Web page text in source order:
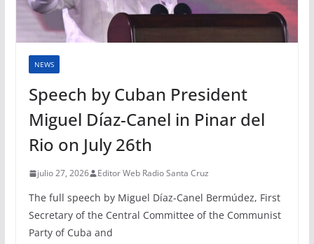
NEWS
Speech by Cuban President
Miguel Díaz-Canel in Pinar del
Rio on July 26th
julio 27, 2026 Editor Web Radio Santa Cruz
The full speech by Miguel Díaz-Canel Bermúdez, First
Secretary of the Central Committee of the Communist
Party of Cuba and